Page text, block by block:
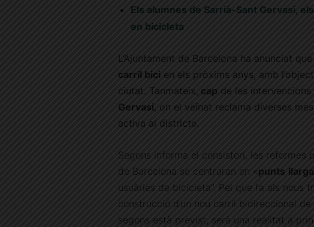
Els alumnes de Sarrià-Sant Gervasi,
en bicicleta
L’Ajuntament de Barcelona ha anunciat
carril bici en els pròxims anys, amb
ciutat. Tanmateix, cap de les intervencions
Gervasi, on el veïnat reclama diverses
activa al districte.
Segons informa el consistori, les
de Barcelona se centraran en «punts
usuàries de bicicleta”. Pel que fa als nous
construcció d’un nou carril bidireccional de
segons està previst, serà una realitat a